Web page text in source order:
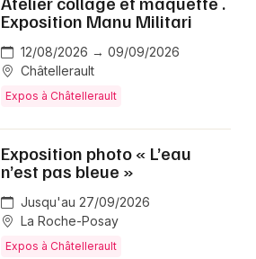
Exposition Manu Militari
12/08/2026 → 09/09/2026
Châtellerault
Expos à Châtellerault
Exposition photo « L’eau
n’est pas bleue »
Jusqu'au 27/09/2026
La Roche-Posay
Expos à Châtellerault